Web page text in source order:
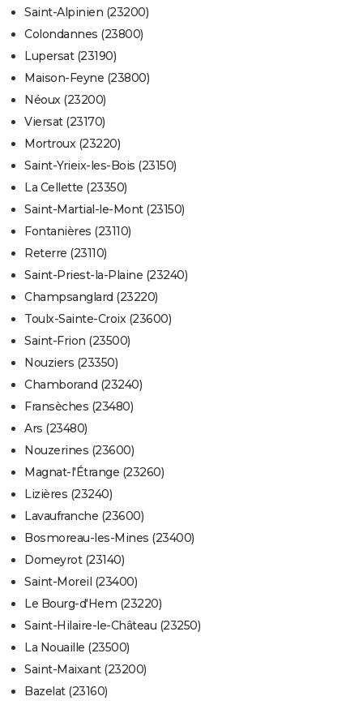
Saint-Alpinien (23200)
Colondannes (23800)
Lupersat (23190)
Maison-Feyne (23800)
Néoux (23200)
Viersat (23170)
Mortroux (23220)
Saint-Yrieix-les-Bois (23150)
La Cellette (23350)
Saint-Martial-le-Mont (23150)
Fontanières (23110)
Reterre (23110)
Saint-Priest-la-Plaine (23240)
Champsanglard (23220)
Toulx-Sainte-Croix (23600)
Saint-Frion (23500)
Nouziers (23350)
Chamborand (23240)
Fransèches (23480)
Ars (23480)
Nouzerines (23600)
Magnat-l'Étrange (23260)
Lizières (23240)
Lavaufranche (23600)
Bosmoreau-les-Mines (23400)
Domeyrot (23140)
Saint-Moreil (23400)
Le Bourg-d'Hem (23220)
Saint-Hilaire-le-Château (23250)
La Nouaille (23500)
Saint-Maixant (23200)
Bazelat (23160)